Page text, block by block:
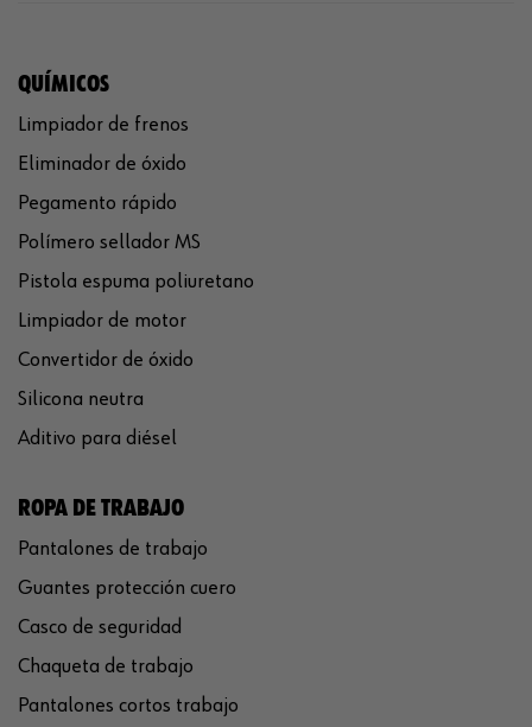
QUÍMICOS
Limpiador de frenos
Eliminador de óxido
Pegamento rápido
Polímero sellador MS
Pistola espuma poliuretano
Limpiador de motor
Convertidor de óxido
Silicona neutra
Aditivo para diésel
ROPA DE TRABAJO
Pantalones de trabajo
Guantes protección cuero
Casco de seguridad
Chaqueta de trabajo
Pantalones cortos trabajo